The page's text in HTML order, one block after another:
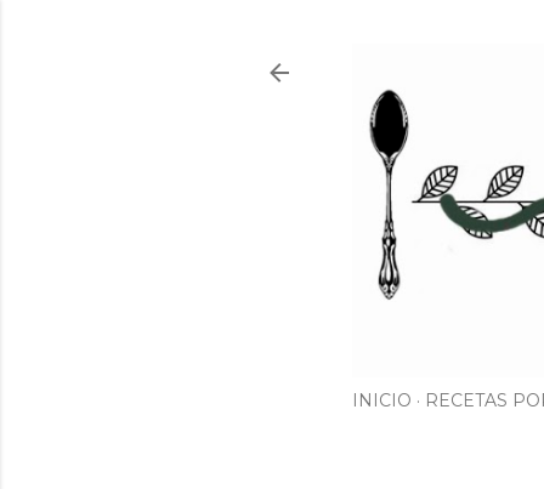
INICIO RECETAS